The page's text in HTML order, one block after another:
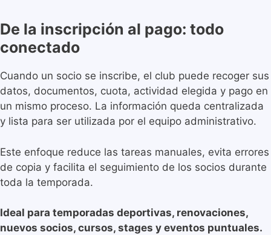
De la inscripción al pago: todo
conectado
Cuando un socio se inscribe, el club puede recoger sus
datos, documentos, cuota, actividad elegida y pago en
un mismo proceso. La información queda centralizada
y lista para ser utilizada por el equipo administrativo.
Este enfoque reduce las tareas manuales, evita errores
de copia y facilita el seguimiento de los socios durante
toda la temporada.
Ideal para temporadas deportivas, renovaciones,
nuevos socios, cursos, stages y eventos puntuales.